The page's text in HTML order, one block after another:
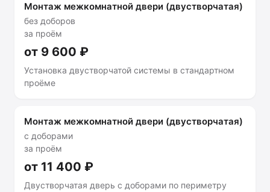
Монтаж межкомнатной двери (двустворчатая)
без доборов
за проём
от 9 600 ₽
Установка двустворчатой системы в стандартном
проёме
Монтаж межкомнатной двери (двустворчатая)
с доборами
за проём
от 11 400 ₽
Двустворчатая дверь с доборами по периметру